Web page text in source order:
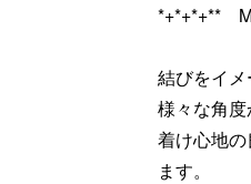
*+*+*+**
結びをイメ
様々な角
着け心地
ます。